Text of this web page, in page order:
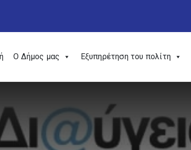
Ο Δήμος μας Εξυπηρέτηση του πολίτη